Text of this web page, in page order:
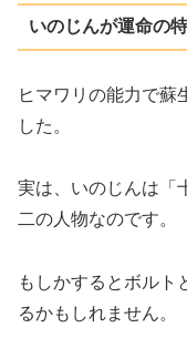
いのじんが運命の
ヒマワリの能力で蘇
した。
実は、いのじんは「
二の人物なのです。
もしかするとボルト
るかもしれません。